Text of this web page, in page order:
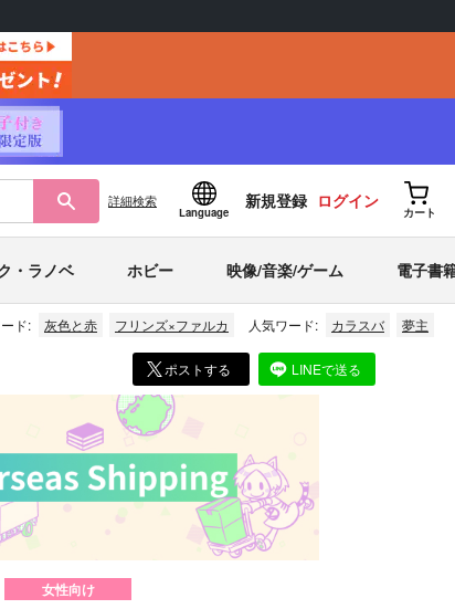
詳細検索
Language
新規登録 ログイン
カート
・ラノベ ホビー 映像/音楽/ゲーム 電子書
ド: 灰色と赤 フリンズ×ファルカ 人気ワード: カラスバ 夢主
ポストする LINEで送る
女性向け